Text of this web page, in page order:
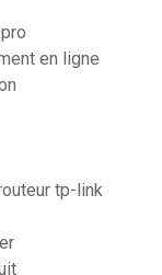
en ligne
tp-link